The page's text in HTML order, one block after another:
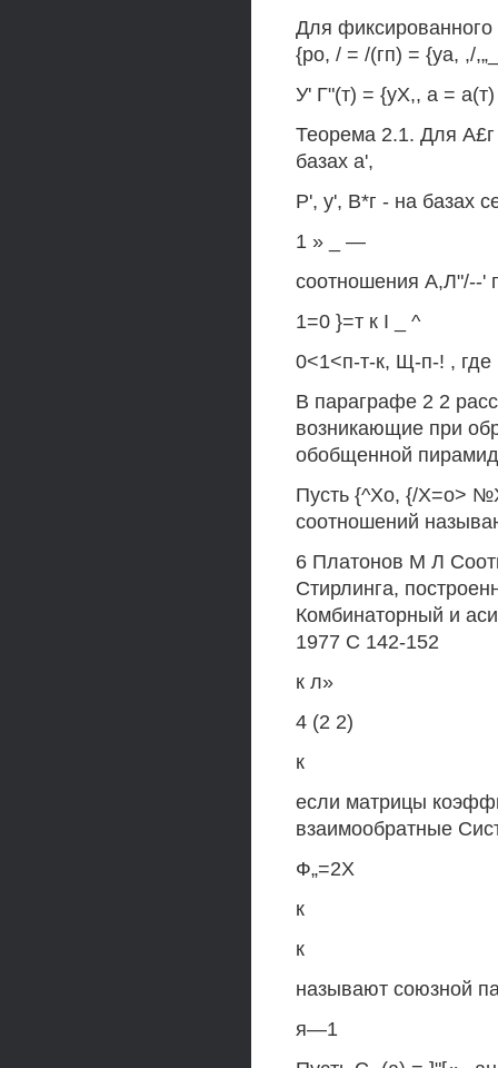
Для фиксированного
{ро, / = /(гп) = {уа, ,/
У' Г"(т) = {уX,, а =
Теорема 2.1. Для
базах а',
Р', у', В*г - на базах
1 » _ —
соотношения А,Л"/--'
1=0 }=т к I _ ^
0<1<п-т-к, Щ-п-! , где
В параграфе 2 2
возникающие при
обобщенной
Пусть {^Хо, {/Х=о>
соотношений
6 Платонов М Л
Стирлинга,
Комбинаторный и
1977 С 142-152
к л»
4 (2 2)
к
если матрицы
взаимообратные
Ф„=2Х
к
к
называют союзной
я—1